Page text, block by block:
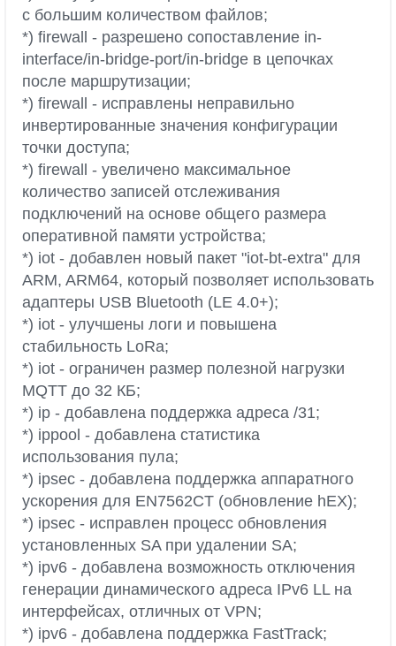
с большим количеством файлов;
*) firewall - разрешено сопоставление in-
interface/in-bridge-port/in-bridge в цепочках
после маршрутизации;
*) firewall - исправлены неправильно
инвертированные значения конфигурации
точки доступа;
*) firewall - увеличено максимальное
количество записей отслеживания
подключений на основе общего размера
оперативной памяти устройства;
*) iot - добавлен новый пакет "iot-bt-extra" для
ARM, ARM64, который позволяет использовать
адаптеры USB Bluetooth (LE 4.0+);
*) iot - улучшены логи и повышена
стабильность LoRa;
*) iot - ограничен размер полезной нагрузки
MQTT до 32 КБ;
*) ip - добавлена поддержка адреса /31;
*) ippool - добавлена статистика
использования пула;
*) ipsec - добавлена поддержка аппаратного
ускорения для EN7562CT (обновление hEX);
*) ipsec - исправлен процесс обновления
установленных SA при удалении SA;
*) ipv6 - добавлена возможность отключения
генерации динамического адреса IPv6 LL на
интерфейсах, отличных от VPN;
*) ipv6 - добавлена поддержка FastTrack;